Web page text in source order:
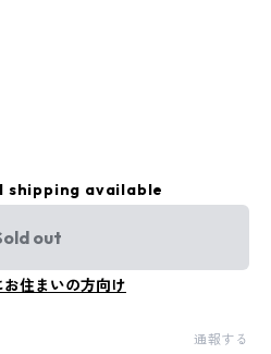
available
out
お住まいの方向け
通報する